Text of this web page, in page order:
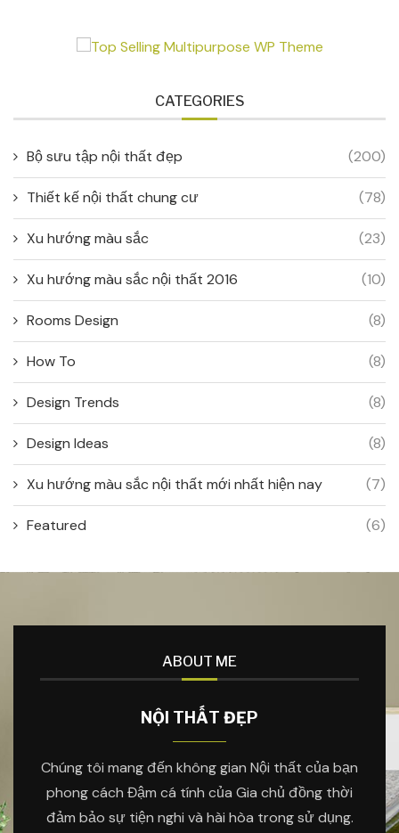
CATEGORIES
Bộ sưu tập nội thất đẹp (200)
Thiết kế nội thất chung cư (78)
Xu hướng màu sắc (23)
Xu hướng màu sắc nội thất 2016 (10)
Rooms Design (8)
How To (8)
Design Trends (8)
Design Ideas (8)
Xu hướng màu sắc nội thất mới nhất hiện nay (7)
Featured (6)
ABOUT ME
NỘI THẤT ĐẸP
Chúng tôi mang đến không gian Nội thất của bạn
phong cách Đậm cá tính của Gia chủ đồng thời
đảm bảo sự tiện nghi và hài hòa trong sử dụng.